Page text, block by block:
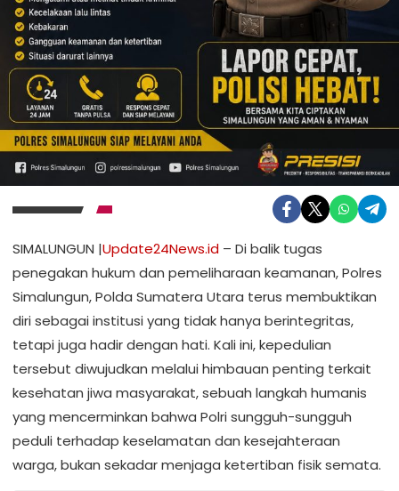
SIMALUNGUN |Update24News.id – Di balik tugas
penegakan hukum dan pemeliharaan keamanan, Polres
Simalungun, Polda Sumatera Utara terus membuktikan
diri sebagai institusi yang tidak hanya berintegritas,
tetapi juga hadir dengan hati. Kali ini, kepedulian
tersebut diwujudkan melalui himbauan penting terkait
kesehatan jiwa masyarakat, sebuah langkah humanis
yang mencerminkan bahwa Polri sungguh-sungguh
peduli terhadap keselamatan dan kesejahteraan
warga, bukan sekadar menjaga ketertiban fisik semata.